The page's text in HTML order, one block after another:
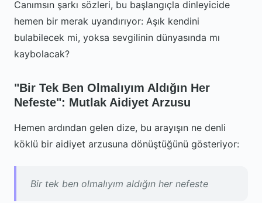
Canımsın şarkı sözleri, bu başlangıçla dinleyicide
hemen bir merak uyandırıyor: Aşık kendini
bulabilecek mi, yoksa sevgilinin dünyasında mı
kaybolacak?
"Bir Tek Ben Olmalıyım Aldığın Her
Nefeste": Mutlak Aidiyet Arzusu
Hemen ardından gelen dize, bu arayışın ne denli
köklü bir aidiyet arzusuna dönüştüğünü gösteriyor:
Bir tek ben olmalıyım aldığın her nefeste